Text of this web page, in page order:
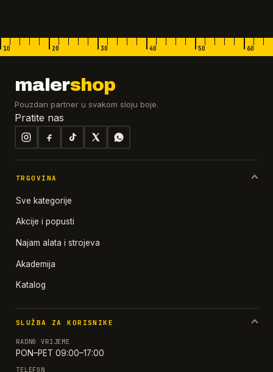
10 20 30 40 50 60
malershop
Pouzdan partner u svakom sloju boje.
Pratite nas
TRGOVINA
Sve kategorije
Akcije i popusti
Najam alata i strojeva
Akademija
Katalog
SLUŽBA ZA KORISNIKE
RADNO VRIJEME
PON–PET 09:00–17:00
TELEFON